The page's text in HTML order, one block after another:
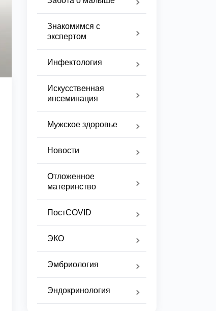
Знакомимся с
экспертом
Инфектология
Искусственная
инсеминация
Мужское здоровье
Новости
Отложенное
материнство
ПостCOVID
ЭКО
Эмбриология
Эндокринология